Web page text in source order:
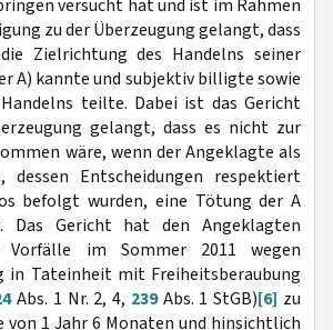
versucht hat und ist im Rahmen
zu der Überzeugung gelangt, dass
Zielrichtung des Handelns seiner
A) kannte und subjektiv billigte sowie
teilte. Dabei ist das Gericht
gelangt, dass es nicht zur
wäre, wenn der Angeklagte als
dessen Entscheidungen respektiert
befolgt wurden, eine Tötung der A
Das Gericht hat den Angeklagten
Vorfälle im Sommer 2011 wegen
in Tateinheit mit Freiheitsberaubung
Abs. 1 Nr. 2, 4, 239Abs. 1 StGB)[6] zu
von 1 Jahr 6 Monaten und hinsichtlich